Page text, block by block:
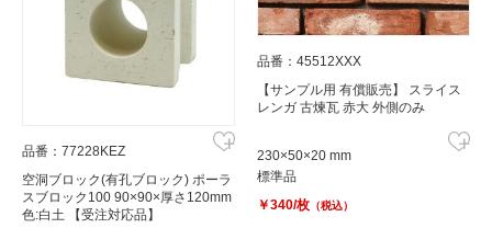
品番：77228KEZ
空洞ブロック(有孔ブロック) ポーラ
スブロック100 90×90×厚さ120mm
色:白土 【受注対応品】
品番：45512XXX
【サンプル用 有償販売】 スライス
レンガ 古煉瓦 赤大 外側のみ
230×50×20 mm
標準品
￥340/枚 （税込）